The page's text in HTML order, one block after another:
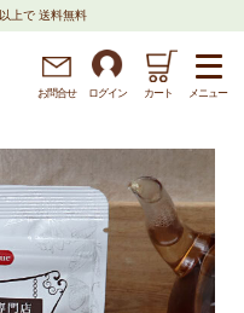
以上で 送料無料
お問合せ ログイン カート メニュー